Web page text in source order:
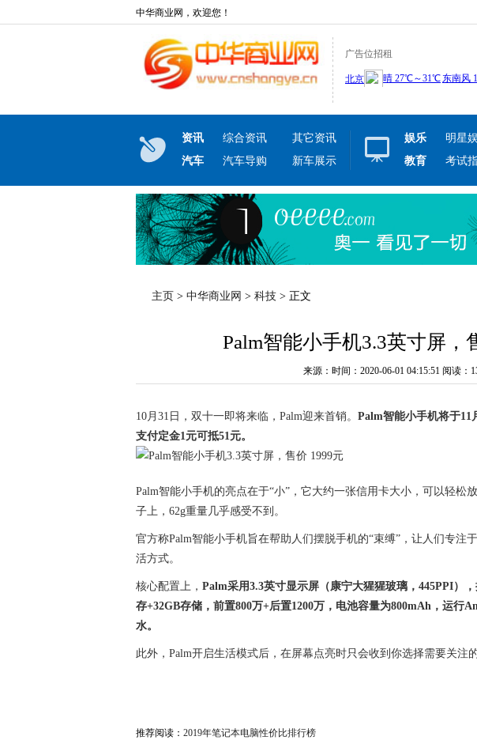
中华商业网，欢迎您！
广告位招租
资讯 综合资讯
其它资讯
汽车
汽车导购 新车展示
娱乐 明星
教育
考试
主页 > 中华商业网 > 科技 > 正文
Palm智能小手机3.3英寸屏，
来源：时间：2020-06-01 04:15:51 阅读：
10月31日，双十一即将来临，Palm迎来首销。 Palm智能小手机将于11
支付定金1元可抵51元。
Palm智能小手机的亮点在于“小”，它大约一张信用卡大小，可以轻松
子上，62g重量几乎感受不到。
官方称Palm智能小手机旨在帮助人们摆脱手机的“束缚”，让人们专注
活方式。
核心配置上， Palm采用3.3英寸显示屏（康宁大猩猩玻璃，445PPI）
存+32GB存储，前置800万+后置1200万，电池容量为800mAh，运行
水。
此外，Palm开启生活模式后，在屏幕点亮时只会收到你选择需要关注
推荐阅读： 2019年笔记本电脑性价比排行榜